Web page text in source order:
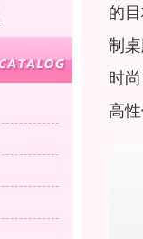
的
制
时
高